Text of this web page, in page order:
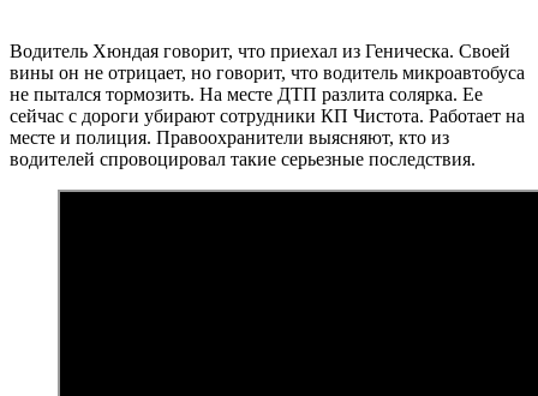
Водитель Хюндая говорит, что приехал из Геническа. Своей
вины он не отрицает, но говорит, что водитель микроавтобуса
не пытался тормозить. На месте ДТП разлита солярка. Ее
сейчас с дороги убирают сотрудники КП Чистота. Работает на
месте и полиция. Правоохранители выясняют, кто из
водителей спровоцировал такие серьезные последствия.